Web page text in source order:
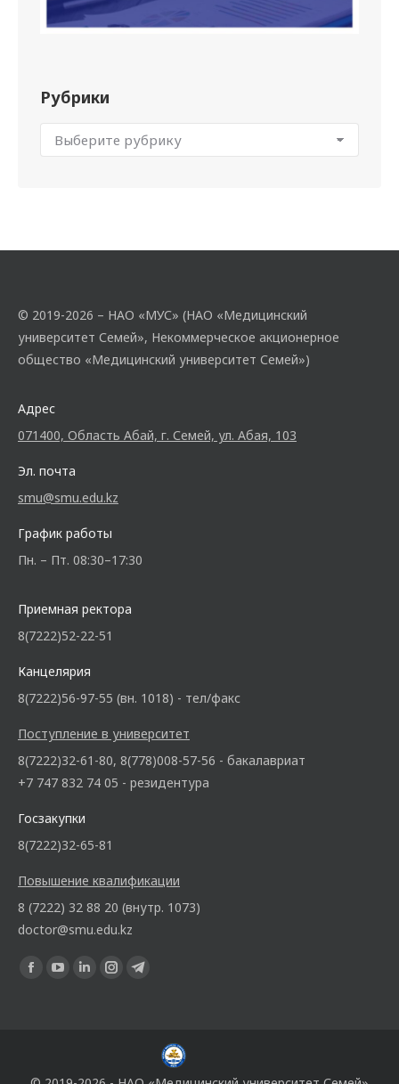
Рубрики
© 2019-2026 – НАО «МУС» (НАО «Медицинский
университет Семей», Некоммерческое акционерное
общество «Медицинский университет Семей»)
Адрес
071400, Область Абай, г. Семей, ул. Абая, 103
Эл. почта
smu@smu.edu.kz
График работы
Пн. – Пт. 08:30–17:30
Приемная ректора
8(7222)52-22-51
Канцелярия
8(7222)56-97-55 (вн. 1018) - тел/факс
Поступление в университет
8(7222)32-61-80, 8(778)008-57-56 - бакалавриат
+7 747 832 74 05 - резидентура
Госзакупки
8(7222)32-65-81
Повышение квалификации
8 (7222) 32 88 20 (внутр. 1073)
doctor@smu.edu.kz
Ищите нас: